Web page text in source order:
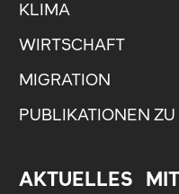
KLIMA
WIRTSCHAFT
MIGRATION
PUBLIKATIONEN
AKTUELLES